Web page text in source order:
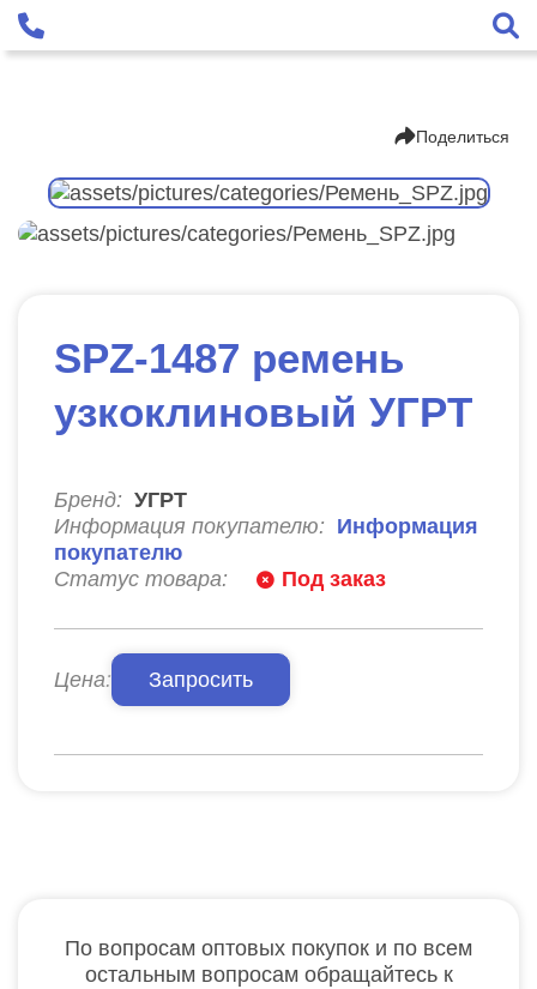
Поделиться
SPZ-1487 ремень
узкоклиновый УГРТ
Бренд: УГРТ
Информация покупателю: Информация
покупателю
Статус товара:
Под заказ
Цена: Запросить
По вопросам оптовых покупок и по всем
остальным вопросам обращайтесь к